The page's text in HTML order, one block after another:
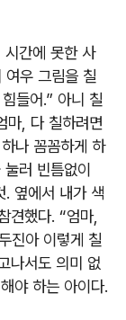
시간에 못한 사
여우 그림을 칠
들어.” 아니 칠
마, 다 칠하려면
나 꼼꼼하게 하
러 빈틈없이
. 옆에서 내가 색
견했다. “엄마,
진아 이렇게 칠
나서도 의미 없
야 하는 아이다.